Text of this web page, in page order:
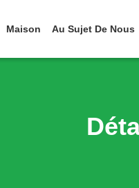
Maison Au Sujet De Nous